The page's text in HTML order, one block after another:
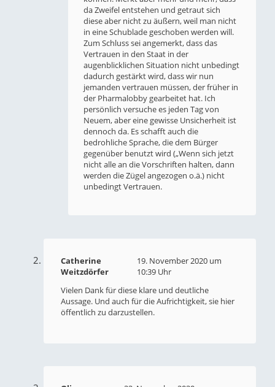
da Zweifel entstehen und getraut sich
diese aber nicht zu äußern, weil man nicht
in eine Schublade geschoben werden will.
Zum Schluss sei angemerkt, dass das
Vertrauen in den Staat in der
augenblicklichen Situation nicht unbedingt
dadurch gestärkt wird, dass wir nun
jemanden vertrauen müssen, der früher in
der Pharmalobby gearbeitet hat. Ich
persönlich versuche es jeden Tag von
Neuem, aber eine gewisse Unsicherheit ist
dennoch da. Es schafft auch die
bedrohliche Sprache, die dem Bürger
gegenüber benutzt wird („Wenn sich jetzt
nicht alle an die Vorschriften halten, dann
werden die Zügel angezogen o.ä.) nicht
unbedingt Vertrauen.
Catherine
Weitzdörfer
19. November 2020 um
10:39 Uhr
Vielen Dank für diese klare und deutliche
Aussage. Und auch für die Aufrichtigkeit, sie hier
öffentlich zu darzustellen.